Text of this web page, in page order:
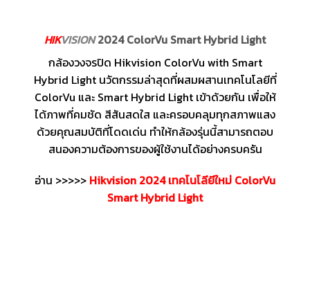
HIKVISION2024 ColorVu Smart Hybrid Light
กล้องวงจรปิด Hikvision ColorVu with Smart
Hybrid Light นวัตกรรมล่าสุดที่ผสมผสานเทคโนโลยีที่
ColorVu และ Smart Hybrid Light เข้าด้วยกัน เพื่อให้
ได้ภาพที่คมชัด สีสันสดใส และครอบคลุมทุกสภาพแสง
ด้วยคุณสมบัติที่โดดเด่น ทำให้กล้องรุ่นนี้สามารถตอบ
สนองความต้องการของผู้ใช้งานได้อย่างครบครัน
อ่าน >>>>> Hikvision 2024 เทคโนโลียีใหม่ ColorVu
Smart Hybrid Light